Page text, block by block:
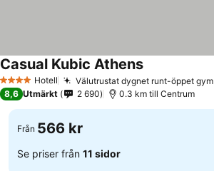
4 StjärnorHotell Välutrustat dygnet runt-öppet gym
Casual Kubic Athens
8,6 Utmärkt 2 690 0.3 km till Centrum
Från 566 kr
Se priser från 11 sidor